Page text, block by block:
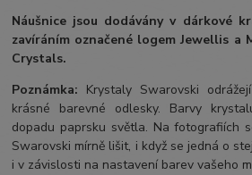
Náušnice jsou dodávány v dárkové
zavíráním označené logem Jewellis a
Crystals.
Poznámka: Krystaly Swarovski
krásné barevné odlesky. Barvy
dopadu paprsku světla. Na fotografiích
Swarovski mírně lišit, i když se jedná o
i v závislosti na nastavení barev vašeho